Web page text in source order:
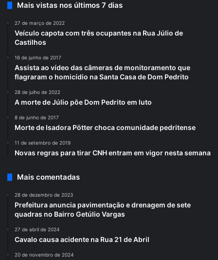
Mais vistas nos últimos 7 dias
27 de março de 2022
Veículo capota com três ocupantes na Rua Júlio de
Castilhos
16 de junho de 2017
Assista ao vídeo das câmeras de monitoramento que
flagraram o homicídio na Santa Casa de Dom Pedrito
28 de julho de 2022
A morte de Júlio põe Dom Pedrito em luto
8 de junho de 2017
Morte de Isadora Pötter choca comunidade pedritense
11 de setembro de 2019
Novas regras para tirar CNH entram em vigor nesta semana
Mais comentadas
28 de dezembro de 2023
Prefeitura anuncia pavimentação e drenagem de sete
quadras no Bairro Getúlio Vargas
27 de abril de 2024
Cavalo causa acidente na Rua 21 de Abril
20 de novembro de 2024